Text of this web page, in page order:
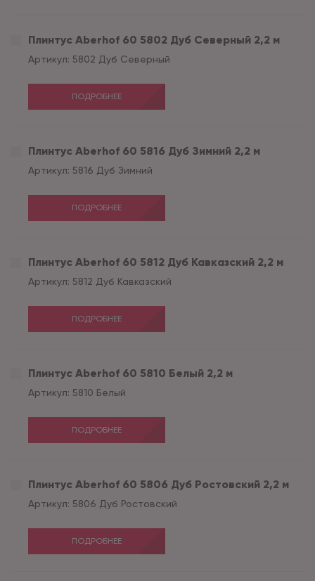
Плинтус Aberhof 60 5802 Дуб Северный 2,2 м
Артикул: 5802 Дуб Северный
ПОДРОБНЕЕ
Плинтус Aberhof 60 5816 Дуб Зимний 2,2 м
Артикул: 5816 Дуб Зимний
ПОДРОБНЕЕ
Плинтус Aberhof 60 5812 Дуб Кавказский 2,2 м
Артикул: 5812 Дуб Кавказский
ПОДРОБНЕЕ
Плинтус Aberhof 60 5810 Белый 2,2 м
Артикул: 5810 Белый
ПОДРОБНЕЕ
Плинтус Aberhof 60 5806 Дуб Ростовский 2,2 м
Артикул: 5806 Дуб Ростовский
ПОДРОБНЕЕ